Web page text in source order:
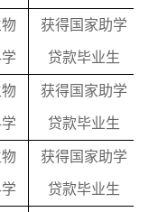
获得国家助学
贷款毕业生
获得国家助学
贷款毕业生
获得国家助学
贷款毕业生